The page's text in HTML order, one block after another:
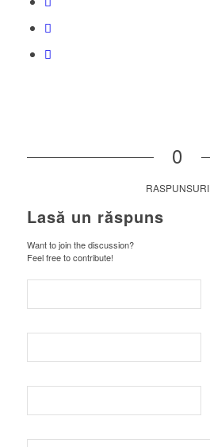
0
RASPUNSURI
Lasă un răspuns
Want to join the discussion?
Feel free to contribute!